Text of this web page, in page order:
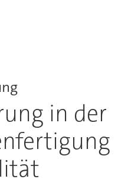
in der